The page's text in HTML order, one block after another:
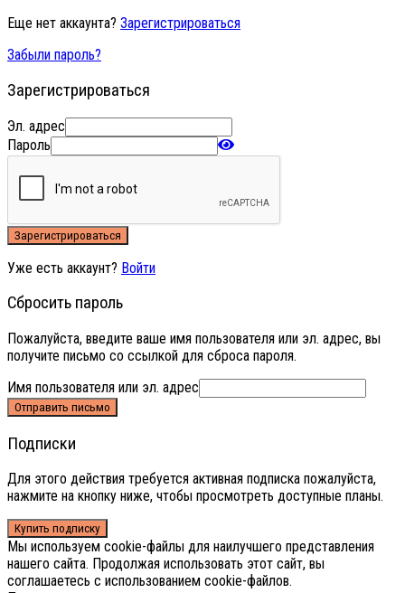
Еще нет аккаунта? Зарегистрироваться
Забыли пароль?
Зарегистрироваться
Эл. адрес
Пароль
Зарегистрироваться
Уже есть аккаунт? Войти
Сбросить пароль
Пожалуйста, введите ваше имя пользователя или эл. адрес, вы
получите письмо со ссылкой для сброса пароля.
Имя пользователя или эл. адрес
Отправить письмо
Подписки
Для этого действия требуется активная подписка пожалуйста,
нажмите на кнопку ниже, чтобы просмотреть доступные планы.
Купить подписку
Мы используем cookie-файлы для наилучшего представления
нашего сайта. Продолжая использовать этот сайт, вы
соглашаетесь с использованием cookie-файлов.